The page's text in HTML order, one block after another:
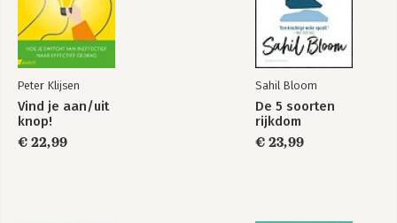
Peter Klijsen
Vind je aan/uit
knop!
€ 22,99
Sahil Bloom
De 5 soorten
rijkdom
€ 23,99